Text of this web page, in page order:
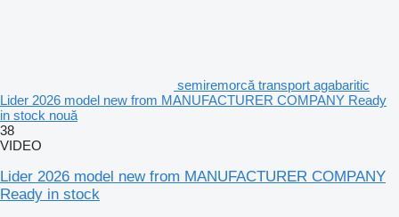
semiremorcă transport agabaritic
Lider 2026 model new from MANUFACTURER COMPANY Ready
in stock nouă
38
VIDEO
Lider 2026 model new from MANUFACTURER COMPANY
Ready in stock